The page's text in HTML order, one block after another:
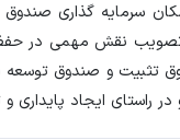
سرمایه گذاری صندوق
نقش مهمی در حفظ
راستای ایجاد پایداری